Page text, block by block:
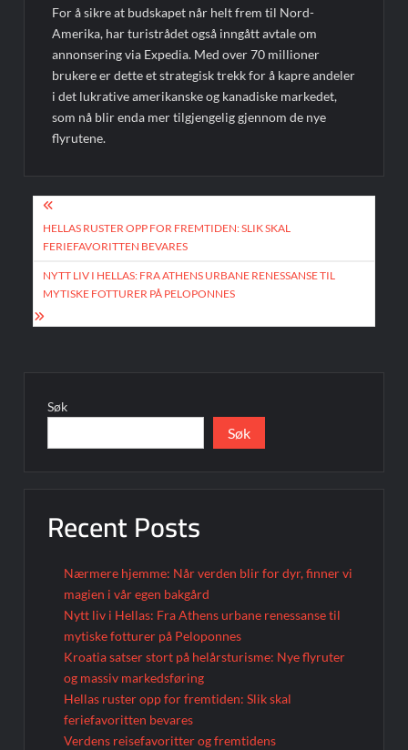
For å sikre at budskapet når helt frem til Nord-
Amerika, har turistrådet også inngått avtale om
annonsering via Expedia. Med over 70 millioner
brukere er dette et strategisk trekk for å kapre andeler
i det lukrative amerikanske og kanadiske markedet,
som nå blir enda mer tilgjengelig gjennom de nye
flyrutene.
Innleggsnavigasjon
HELLAS RUSTER OPP FOR FREMTIDEN: SLIK SKAL
FERIEFAVORITTEN BEVARES
NYTT LIV I HELLAS: FRA ATHENS URBANE RENESSANSE TIL
MYTISKE FOTTURER PÅ PELOPONNES
Søk
Søk
Recent Posts
Nærmere hjemme: Når verden blir for dyr, finner vi
magien i vår egen bakgård
Nytt liv i Hellas: Fra Athens urbane renessanse til
mytiske fotturer på Peloponnes
Kroatia satser stort på helårsturisme: Nye flyruter
og massiv markedsføring
Hellas ruster opp for fremtiden: Slik skal
feriefavoritten bevares
Verdens reisefavoritter og fremtidens